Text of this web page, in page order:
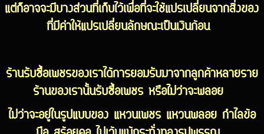
แต่ก็อาจจะมีบางส่วนที่เก็บไว้เพื่อที่จะใช้แปรเปลี่ยนจากสิ่งของ
ที่มีค่าให้แปรเปลี่ยนลักษณะเป็นเงินก้อน
ร้านรับซื้อเพชรของเราได้การยอมรับมาจากลูกค้าหลายราย
ร้านของเรานั้นรับซื้อเพชร หรือไม่ว่าจะพลอย
ไม่ว่าจะอยู่ในรูปแบบของ แหวนเพชร แหวนพลอย กำไลข้อ